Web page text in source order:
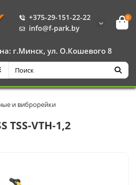
+375-29-151-22-22
info@f-park.by
0
г.Минск, ул. О.Кошевого 8
и виброрейки
TSS-VTH-1,2